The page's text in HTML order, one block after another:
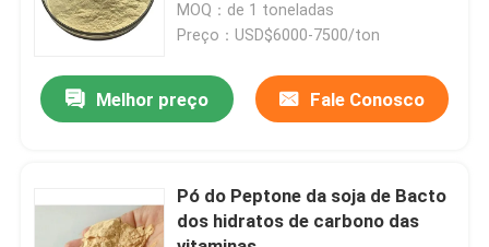
Peça umas citações
Pó do adubo orgânico
Pó do adubo do ácido aminado
MOQ：de 1 toneladas
Preço：USD$6000-7500/ton
Melhor preço Fale Conosco
Pó do Peptone da soja de Bacto
dos hidratos de carbono das